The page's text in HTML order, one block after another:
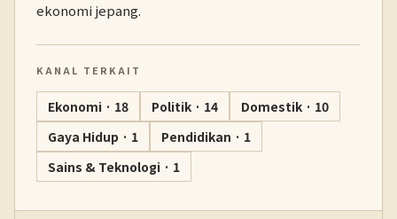
ekonomi jepang.
KANAL TERKAIT
Ekonomi · 18 Politik · 14
Domestik · 10
Gaya Hidup · 1
Pendidikan · 1
Sains & Teknologi · 1